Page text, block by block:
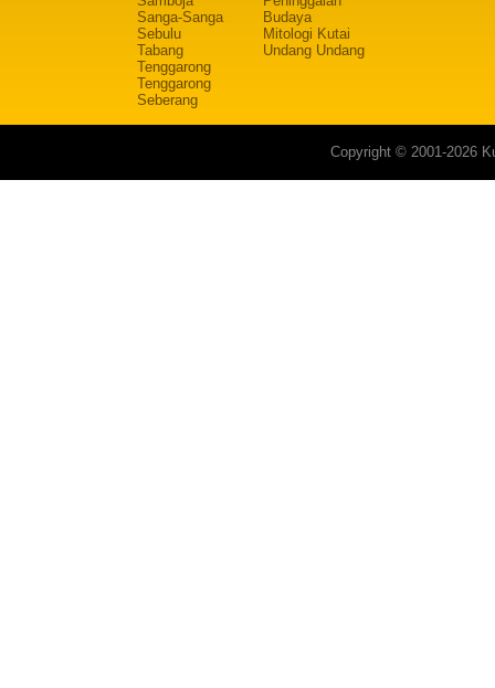
Sanga-Sanga
Sebulu
Tabang
Tenggarong
Tenggarong
Seberang
Budaya
Mitologi Kutai
Undang Undang
Copyright © 2001-2026